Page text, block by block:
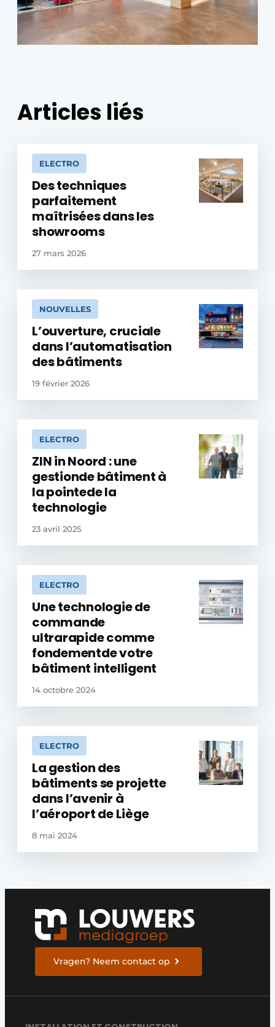
Articles liés
ELECTRO
Des techniques
parfaitement
maîtrisées dans les
showrooms
27 mars 2026
NOUVELLES
L’ouverture, cruciale
dans l’automatisation
des bâtiments
19 février 2026
ELECTRO
ZIN in Noord : une
gestionde bâtiment à
la pointede la
technologie
23 avril 2025
ELECTRO
Une technologie de
commande
ultrarapide comme
fondementde votre
bâtiment intelligent
14 octobre 2024
ELECTRO
La gestion des
bâtiments se projette
dans l’avenir à
l’aéroport de Liège
8 mai 2024
Vragen? Neem contact op